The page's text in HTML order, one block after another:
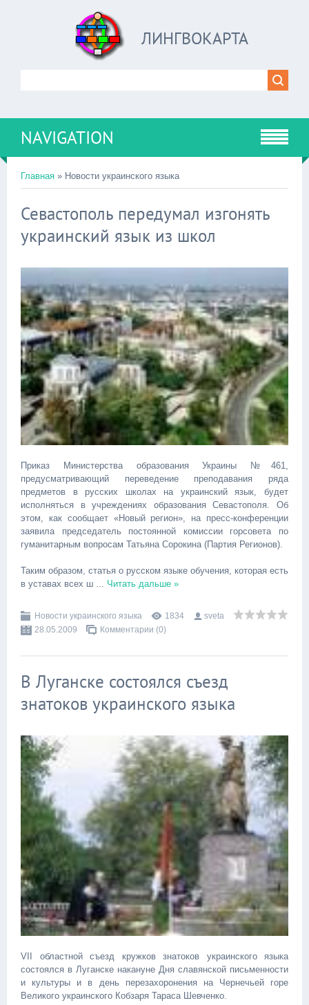
ЛИНГВОКАРТА
NAVIGATION
Главная » Новости украинского языка
Севастополь передумал изгонять
украинский язык из школ
Приказ Министерства образования Украины №461,
предусматривающий переведение преподавания ряда
предметов в русских школах на украинский язык, будет
исполняться в учреждениях образования Севастополя. Об
этом, как сообщает «Новый регион», на пресс-конференции
заявила председатель постоянной комиссии горсовета по
гуманитарным вопросам Татьяна Сорокина (Партия Регионов).
Таким образом, статья о русском языке обучения, которая есть
в уставах всех ш
Читать дальше »
Новости украинского языка 1834
sveta
28.05.2009
Комментарии (0)
В Луганске состоялся съезд
знатоков украинского языка
VII областной съезд кружков знатоков украинского языка
состоялся в Луганске накануне Дня славянской письменности
и культуры и в день перезахоронения на Чернечьей горе
Великого украинского Кобзаря Тараса Шевченко.